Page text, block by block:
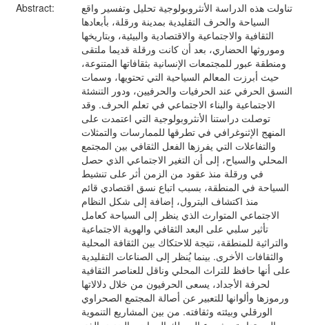
Abstract:
تناولت هذه الدراسة الأنثروبولوجية تحليل وتفسير واقع
السياحة والحرف التقليدية بمدينة ورقلة، بأبعادها
الثقافية والاجتماعية والاقتصادية والبيئية، وبتاريخها
وموروثها الحضاري، بعد أن كانت ورقلة قديما ملتقى
ومنطقة عبور للمجتمعات الإنسانية بثقافاتها المتنوعة،
حيث أبرزت المعالم السياحية التي تحتويها، وسمات
النسق الحرفي عند الحرفيات والحرفيين، ودور التنشئة
الاجتماعية والبناء الاجتماعي في تعلم الحرف. وقد
توصلت دراستنا الأنثروبولوجية التي اعتمدت على
المنهج الإثنوغرافي في تطرقها للممارسات والتمثلات
والتفاعلات التي يفرزها الفعل الثقافي بين المجتمع
المحلي والسياح، إلى أن التغير الاجتماعي الذي حصل
في ورقلة منذ عقود من الزمن أثر على تنشيط
السياحة في المنطقة، بسبب اتباع نسق اقتصادي قائم
منذ اكتشاف البترول، إضافة إلى شكل النظام
الاجتماعي المتوارث الذي ينظر إلى السياحة كعامل
تأثير سلبي على البعد الثقافي والهوية الاجتماعية
والتراثية للمنطقة، نتيجة للاحتكاك بين الثقافة المحلية
والثقافات الأخرى. بينما يُنظر إلى الصناعات التقليدية
على أنها حافظ للتراث المحلي وناقل للعناصر الثقافية
لحرفة الأجداد، يسعى الحرفيون من خلال دلالاتها
ورموزها وألوانها للتعبير عن أصالة المجتمع الصحراوي
الورقلي وبيئته وثقافته. من بين المشاريع التنموية